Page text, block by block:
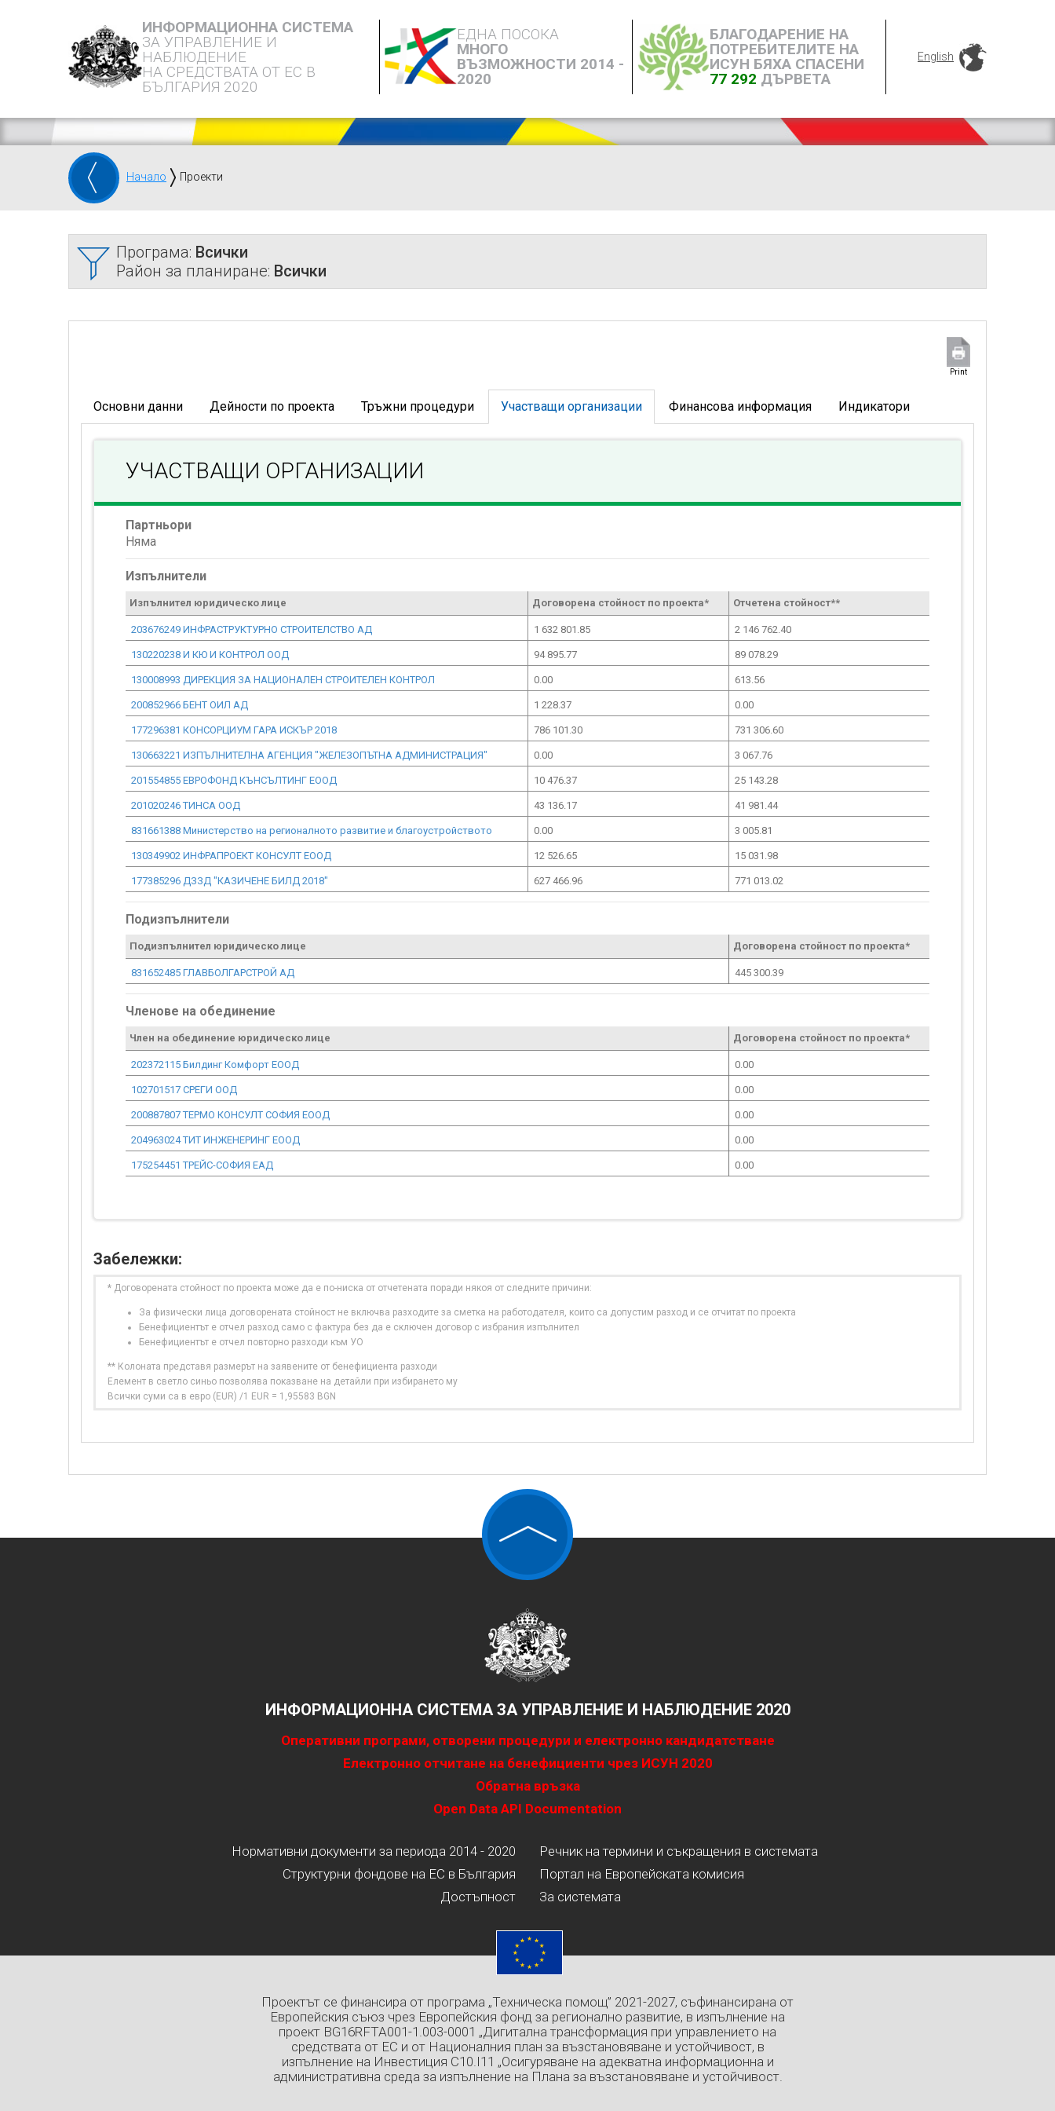
ИНФОРМАЦИОННА СИСТЕМА
ЗА УПРАВЛЕНИЕ И
НАБЛЮДЕНИЕ
НА СРЕДСТВАТА ОТ ЕС В
БЪЛГАРИЯ 2020
ЕДНА ПОСОКА
МНОГО
ВЪЗМОЖНОСТИ 2014 -
2020
БЛАГОДАРЕНИЕ НА
ПОТРЕБИТЕЛИТЕ НА
ИСУН БЯХА СПАСЕНИ
77 292 ДЪРВЕТА
English
Начало Проекти
Програма: Всички
Район за планиране: Всички
Print
Основни данни Дейности по проекта Тръжни процедури Участващи организации Финансова информация Индикатори
УЧАСТВАЩИ ОРГАНИЗАЦИИ
Партньори
Няма
Изпълнители
Изпълнител юридическо лице Договорена стойност по проекта* Отчетена стойност**
203676249 ИНФРАСТРУКТУРНО СТРОИТЕЛСТВО АД 1 632 801.85 2 146 762.40
130220238 И КЮ И КОНТРОЛ ООД 94 895.77 89 078.29
130008993 ДИРЕКЦИЯ ЗА НАЦИОНАЛЕН СТРОИТЕЛЕН КОНТРОЛ 0.00 613.56
200852966 БЕНТ ОИЛ АД 1 228.37 0.00
177296381 КОНСОРЦИУМ ГАРА ИСКЪР 2018 786 101.30 731 306.60
130663221 ИЗПЪЛНИТЕЛНА АГЕНЦИЯ "ЖЕЛЕЗОПЪТНА АДМИНИСТРАЦИЯ" 0.00 3 067.76
201554855 ЕВРОФОНД КЪНСЪЛТИНГ ЕООД 10 476.37 25 143.28
201020246 ТИНСА ООД 43 136.17 41 981.44
831661388 Министерство на регионалното развитие и благоустройството 0.00 3 005.81
130349902 ИНФРАПРОЕКТ КОНСУЛТ ЕООД 12 526.65 15 031.98
177385296 ДЗЗД "КАЗИЧЕНЕ БИЛД 2018" 627 466.96 771 013.02
Подизпълнители
Подизпълнител юридическо лице Договорена стойност по проекта*
831652485 ГЛАВБОЛГАРСТРОЙ АД 445 300.39
Членове на обединение
Член на обединение юридическо лице Договорена стойност по проекта*
202372115 Билдинг Комфорт ЕООД 0.00
102701517 СРЕГИ ООД 0.00
200887807 ТЕРМО КОНСУЛТ СОФИЯ ЕООД 0.00
204963024 ТИТ ИНЖЕНЕРИНГ ЕООД 0.00
175254451 ТРЕЙС-СОФИЯ ЕАД 0.00
Забележки:
* Договорената стойност по проекта може да е по-ниска от отчетената поради някоя от следните причини:
За физически лица договорената стойност не включва разходите за сметка на работодателя, които са допустим разход и се отчитат по проекта
Бенефициентът е отчел разход само с фактура без да е сключен договор с избрания изпълнител
Бенефициентът е отчел повторно разходи към УО
** Колоната представя размерът на заявените от бенефициента разходи
Елемент в светло синьо позволява показване на детайли при избирането му
Всички суми са в евро (EUR) /1 EUR = 1,95583 BGN
ИНФОРМАЦИОННА СИСТЕМА ЗА УПРАВЛЕНИЕ И НАБЛЮДЕНИЕ 2020
Оперативни програми, отворени процедури и електронно кандидатстване
Електронно отчитане на бенефициенти чрез ИСУН 2020
Обратна връзка
Open Data API Documentation
Нормативни документи за периода 2014 - 2020
Структурни фондове на ЕС в България
Достъпност
Речник на термини и съкращения в системата
Портал на Европейската комисия
За системата
Проектът се финансира от програма „Техническа помощ” 2021-2027, съфинансирана от
Европейския съюз чрез Европейския фонд за регионално развитие, в изпълнение на
проект BG16RFTA001-1.003-0001 „Дигитална трансформация при управлението на
средствата от ЕС и от Националния план за възстановяване и устойчивост, в
изпълнение на Инвестиция C10.I11 „Осигуряване на адекватна информационна и
административна среда за изпълнение на Плана за възстановяване и устойчивост.